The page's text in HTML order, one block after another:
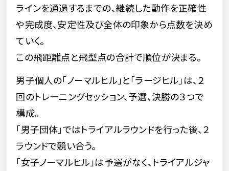
ラインを通過するまでの、継続した動作を正確性
や完成度、安定性及び全体の印象から点数を決め
ていく。
この飛距離点と飛型点の合計で順位が決まる。
男子個人の「ノーマルヒル」と「ラージヒル」は、２
回のトレーニングセッション、予選、決勝の３つで
構成。
「男子団体」ではトライアルラウンドを行った後、２
ラウンドで競い合う。
「女子ノーマルヒル」は予選がなく、トライアルジャ